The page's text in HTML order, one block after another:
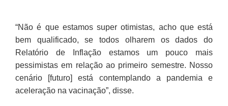
“Não é que estamos super otimistas, acho que está
bem qualificado, se todos olharem os dados do
Relatório de Inflação estamos um pouco mais
pessimistas em relação ao primeiro semestre. Nosso
cenário [futuro] está contemplando a pandemia e
aceleração na vacinação”, disse.